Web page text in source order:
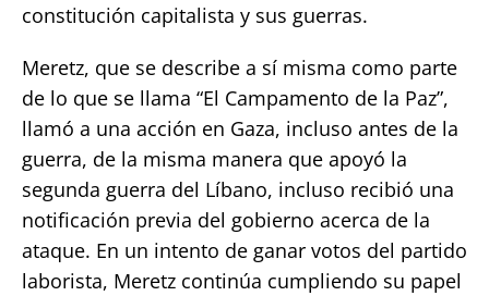
constitución capitalista y sus guerras.
Meretz, que se describe a sí misma como parte
de lo que se llama “El Campamento de la Paz”,
llamó a una acción en Gaza, incluso antes de la
guerra, de la misma manera que apoyó la
segunda guerra del Líbano, incluso recibió una
notificación previa del gobierno acerca de la
ataque. En un intento de ganar votos del partido
laborista, Meretz continúa cumpliendo su papel